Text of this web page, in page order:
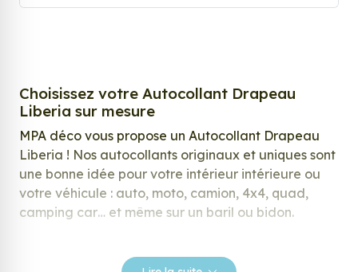
Choisissez votre Autocollant Drapeau
Liberia sur mesure
MPA déco vous propose un Autocollant Drapeau
Liberia ! Nos autocollants originaux et uniques sont
une bonne idée pour votre intérieur intérieure ou
votre véhicule : auto, moto, camion, 4x4, quad,
camping car… et même sur un baril ou bidon.